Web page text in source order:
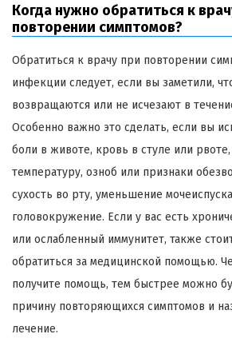
Когда нужно обратиться к
повторении симптомов?
Обратиться к врачу при повторении
инфекции следует, если вы заметили,
возвращаются или не исчезают в
Особенно важно это сделать, если вы
боли в животе, кровь в стуле или
температуру, озноб или признаки
сухость во рту, уменьшение
головокружение. Если у вас есть
или ослабленный иммунитет, также
обратиться за медицинской помощью.
получите помощь, тем быстрее можно
причину повторяющихся симптомов и
лечение.